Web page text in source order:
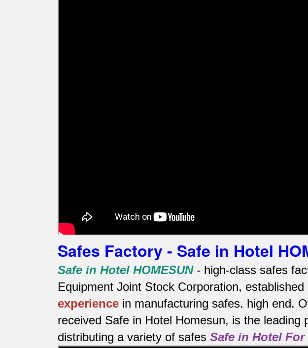
Safes Factory - Safe in Hotel
Safe in Hotel HOMESUN- high-class safes
Equipment Joint Stock Corporation,
experience in manufacturing safes. high end.
received Safe in Hotel Homesun, is the
distributing a variety of safes Safe in Hotel For